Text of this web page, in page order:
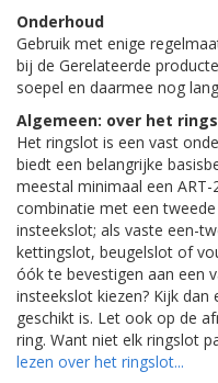
Onderhoud
Gebruik met enige
bij de Gerelateerde
soepel en daarmee nog
Algemeen: over het
Het ringslot is een vast
biedt een belangrijke
meestal minimaal een
combinatie met een
insteekslot; als vaste een-
kettingslot, beugelslot of
óók te bevestigen aan een
insteekslot kiezen? Kijk
geschikt is. Let ook op de
ring. Want niet elk ringslot
lezen over het ringslot...